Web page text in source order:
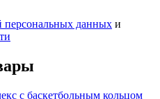
персональных данных и